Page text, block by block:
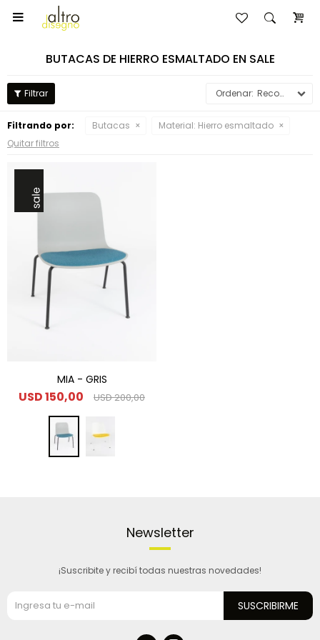

BUTACAS DE HIERRO ESMALTADO EN SALE
Recomendados
Filtrando por: Butacas Material: Hierro esmaltado
Quitar filtros
MIA - GRIS
USD150,00 USD200,00
Newsletter
¡Suscribite y recibí todas nuestras novedades!
SUSCRIBIRME